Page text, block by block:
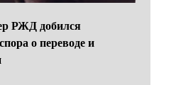
РЖД добился
о переводе и